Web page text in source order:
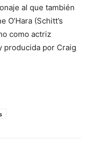
al que también
(Schitt’s
como actriz
producida por Craig